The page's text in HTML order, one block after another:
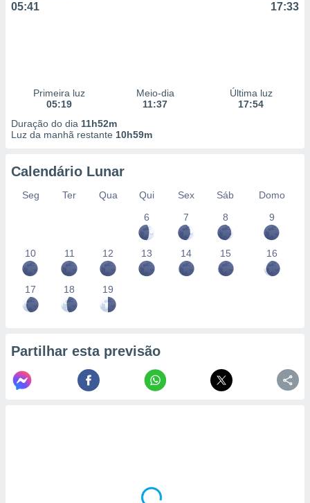
05:41 17:33
Primeira luz
05:19
Meio-dia
11:37
Última luz
17:54
Duração do dia 11h52m
Luz da manhã restante 10h59m
Calendário Lunar
Seg Ter Qua Qui Sex Sáb
Domo
6
7 8 9
10 11 12 13 14 15 16
17 18 19
Partilhar esta previsão